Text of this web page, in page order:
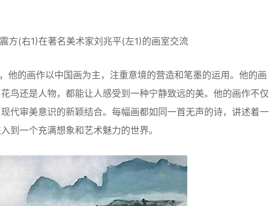
方(右1)在著名美术家刘兆平(左1)的画室交流
他的画作以中国画为主，注重意境的营造和笔墨的运用。他的画
鸟还是人物，都能让人感受到一种宁静致远的美。他的画作不仅
代审美意识的新颖结合。每幅画都如同一首无声的诗，讲述着一
到一个充满想象和艺术魅力的世界。